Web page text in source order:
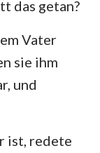
das getan?
Vater
sie ihm
und
ist, redete